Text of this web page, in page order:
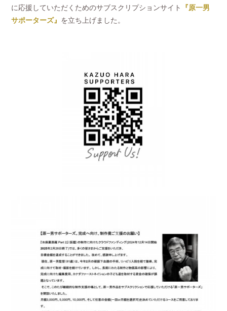
に応援していただくためのサブスクリプションサイト 『原一男
サポーターズ』 を立ち上げました。